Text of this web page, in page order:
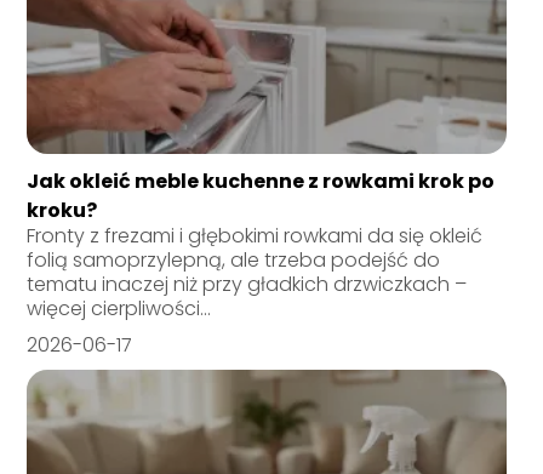
Jak okleić meble kuchenne z rowkami krok po
kroku?
Fronty z frezami i głębokimi rowkami da się okleić
folią samoprzylepną, ale trzeba podejść do
tematu inaczej niż przy gładkich drzwiczkach –
więcej cierpliwości...
2026-06-17